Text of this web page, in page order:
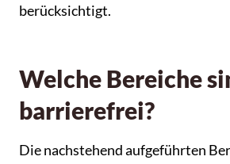
berücksichtigt.
Welche Bereiche
barrierefrei?
Die nachstehend aufgeführten